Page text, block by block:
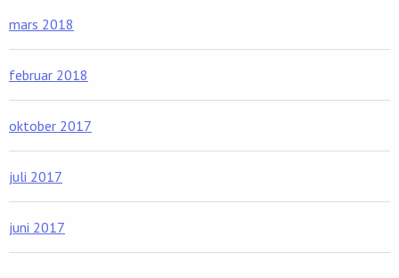
mars 2018
februar 2018
oktober 2017
juli 2017
juni 2017